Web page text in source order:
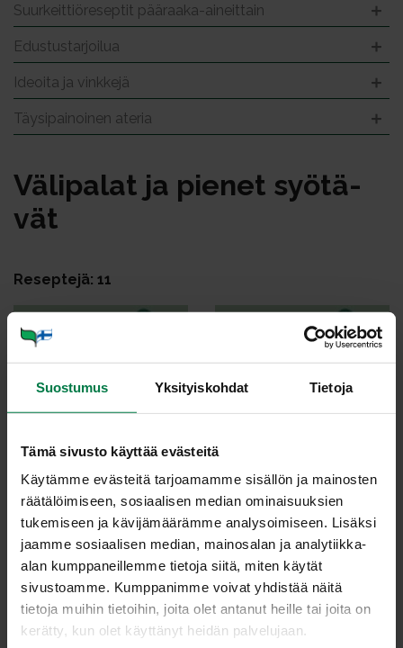
Suostumus Yksityiskohdat Tietoja
Tämä sivusto käyttää evästeitä
Käytämme evästeitä tarjoamamme sisällön ja mainosten
räätälöimiseen, sosiaalisen median ominaisuuksien
tukemiseen ja kävijämäärämme analysoimiseen. Lisäksi
jaamme sosiaalisen median, mainosalan ja analytiikka-
alan kumppaneillemme tietoja siitä, miten käytät
sivustoamme. Kumppanimme voivat yhdistää näitä
tietoja muihin tietoihin, joita olet antanut heille tai joita on
kerätty, kun olet käyttänyt heidän palvelujaan.
Suurkeittiöreseptit pääraaka-aineittain
Edustustarjoilua
Ideoita ja vinkkejä
Täysipainoinen ateria
Vä­li­pa­lat ja pie­net syö­tä­
vät
Reseptejä: 11
ka
Kas­vis-juus­to­pii­ras
Me­he­vä jau­he­li­ha-sa­
don­kor­juu­pii­ras